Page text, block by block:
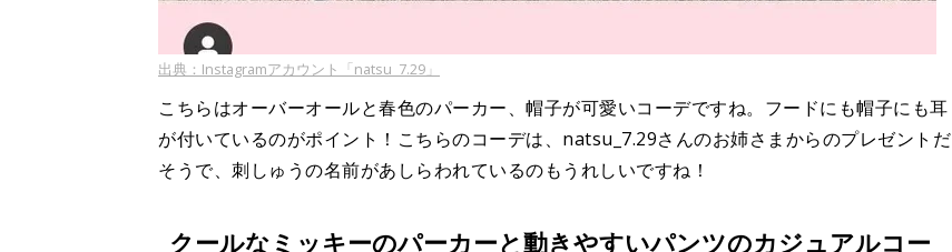
出典：Instagramアカウント「natsu_7.29」
こちらはオーバーオールと春色のパーカー、帽子が可愛いコーデですね。フードにも帽子にも耳
が付いているのがポイント！こちらのコーデは、natsu_7.29さんのお姉さまからのプレゼントだ
そうで、刺しゅうの名前があしらわれているのもうれしいですね！
クールなミッキーのパーカーと動きやすいパンツのカジュアルコー